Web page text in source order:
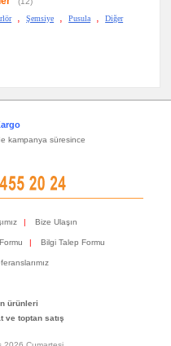
, Şemsiye , Pusula , Diğer
kampanya süresince
| Bize Ulaşın
| Bilgi Talep Formu
ürünleri
ve toptan satış